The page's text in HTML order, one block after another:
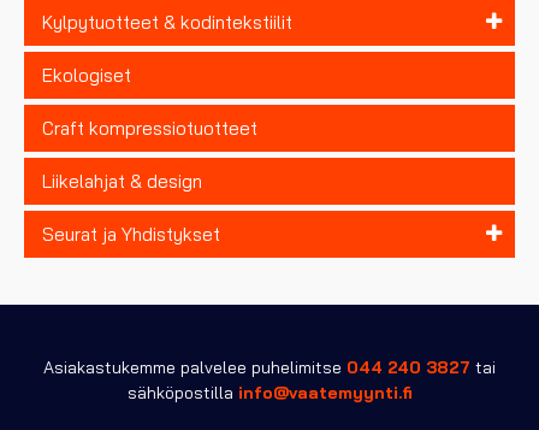
Kylpytuotteet & kodintekstiilit
Ekologiset
Craft kompressiotuotteet
Liikelahjat & design
Seurat ja Yhdistykset
Asiakastukemme palvelee puhelimitse 044 240 3827 tai
sähköpostilla info@vaatemyynti.fi